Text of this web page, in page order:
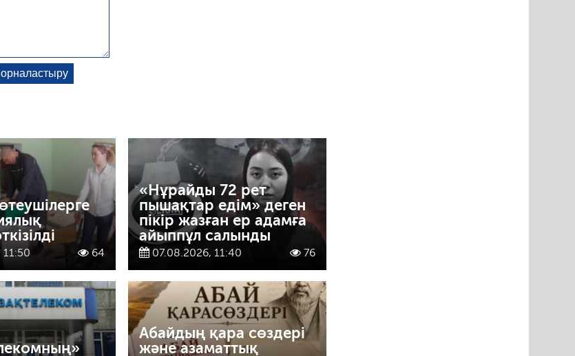
64
«Нұрайды 72 рет
пышақтар едім» деген
пікір жазған ер адамға
айыппұл салынды
07.08.2026, 11:40 76
Абайдың қара сөздері
және азаматтық